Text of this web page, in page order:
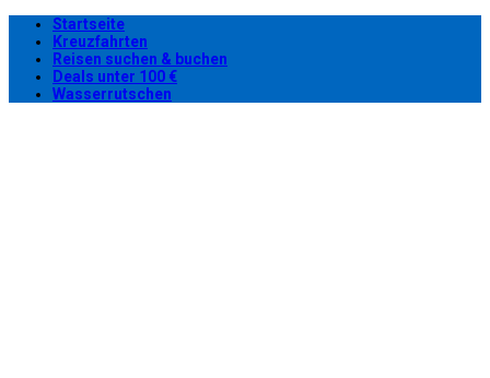
Startseite
Kreuzfahrten
Reisen suchen & buchen
Deals unter 100 €
Wasserrutschen